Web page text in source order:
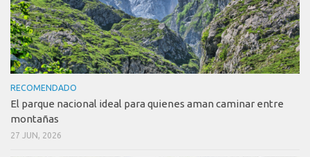
RECOMENDADO
El parque nacional ideal para quienes aman caminar entre
montañas
27 JUN, 2026